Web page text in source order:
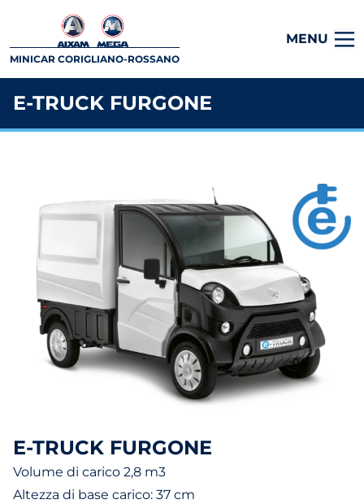
MINICAR CORIGLIANO-ROSSANO
MENU
E-TRUCK FURGONE
E-TRUCK FURGONE
Volume di carico 2,8 m3
Altezza di base carico: 37 cm